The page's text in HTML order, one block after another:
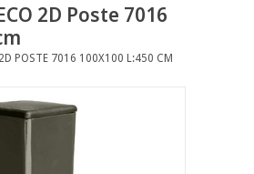
2D Poste 7016
POSTE 7016 100X100 L:450 CM